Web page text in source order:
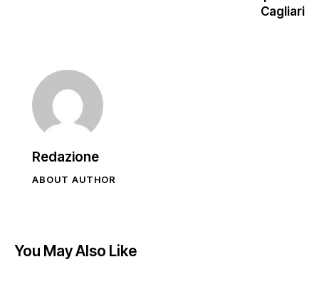
Cagliari
Redazione
ABOUT AUTHOR
You May Also Like